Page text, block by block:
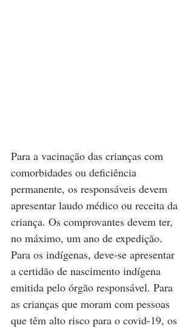
Para a vacinação das crianças com
comorbidades ou deficiência
permanente, os responsáveis devem
apresentar laudo médico ou receita da
criança. Os comprovantes devem ter,
no máximo, um ano de expedição.
Para os indígenas, deve-se apresentar
a certidão de nascimento indígena
emitida pelo órgão responsável. Para
as crianças que moram com pessoas
que têm alto risco para o covid-19, os